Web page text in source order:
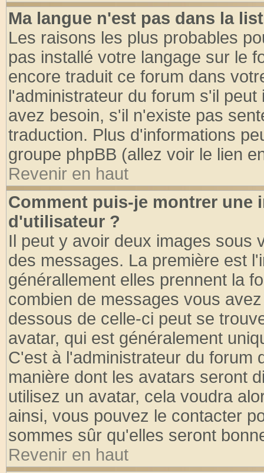
Ma langue n'est pas dans la
Les raisons les plus probables
pas installé votre langage sur le
encore traduit ce forum dans
l'administrateur du forum s'il
avez besoin, s'il n'existe pas
traduction. Plus d'informations
groupe phpBB (allez voir le lien
Revenir en haut
Comment puis-je montrer une
d'utilisateur ?
Il peut y avoir deux images sous
des messages. La première est
générallement elles prennent la
combien de messages vous
dessous de celle-ci peut se
avatar, qui est généralement
C'est à l'administrateur du forum
manière dont les avatars seront
utilisez un avatar, cela voudra
ainsi, vous pouvez le contacter
sommes sûr qu'elles seront
Revenir en haut